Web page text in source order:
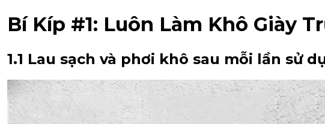
Bí Kíp #1: Luôn Làm Khô Giày
1.1 Lau sạch và phơi khô sau mỗi lần sử